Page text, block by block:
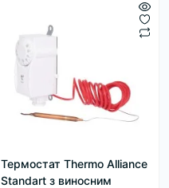
Термостат Thermo Alliance
Standart з виносним